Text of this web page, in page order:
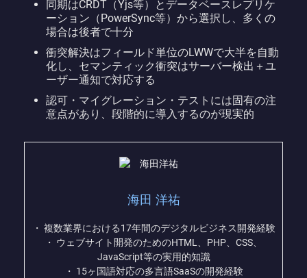
同期はCRDT（Yjs等）とデータベースレプリケ
ーション（PowerSync等）から選択し、多くの
場合は後者で十分
衝突解決はフィールド単位のLWWで大半を自動
化し、セマンティック衝突はサーバー検出＋ユ
ーザー通知で対応する
認可・マイグレーション・テストには固有の注
意点があり、段階的に導入するのが現実的
海田 洋祐
・ 複数業界における17年間のデジタルビジネス開発経験
・ ウェブサイト開発のためのHTML、PHP、CSS、
JavaScript等の実用的知識
・ 15ヶ国語対応の多言語SaaSの開発経験